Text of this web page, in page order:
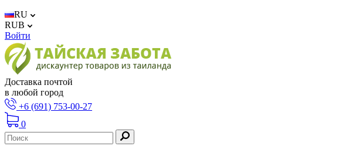
RU
RUB
Войти
Доставка почтой
в любой город
+6 (691) 753-00-27
0